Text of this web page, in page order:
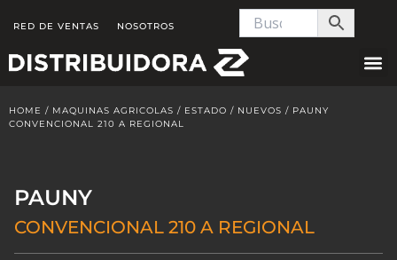
content
RED DE VENTAS NOSOTROS
HOME / MAQUINAS AGRICOLAS / ESTADO / NUEVOS / PAUNY
CONVENCIONAL 210 A REGIONAL
PAUNY
CONVENCIONAL 210 A REGIONAL